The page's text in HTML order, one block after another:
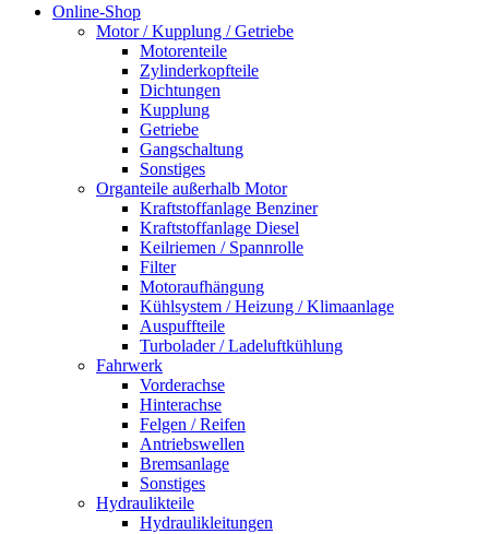
Online-Shop
Motor / Kupplung / Getriebe
Motorenteile
Zylinderkopfteile
Dichtungen
Kupplung
Getriebe
Gangschaltung
Sonstiges
Organteile außerhalb Motor
Kraftstoffanlage Benziner
Kraftstoffanlage Diesel
Keilriemen / Spannrolle
Filter
Motoraufhängung
Kühlsystem / Heizung / Klimaanlage
Auspuffteile
Turbolader / Ladeluftkühlung
Fahrwerk
Vorderachse
Hinterachse
Felgen / Reifen
Antriebswellen
Bremsanlage
Sonstiges
Hydraulikteile
Hydraulikleitungen